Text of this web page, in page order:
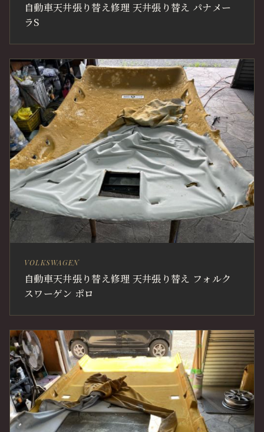
自動車天井張り替え修理 天井張り替え パナメー
ラS
VOLKSWAGEN
自動車天井張り替え修理 天井張り替え フォルク
スワーゲン ポロ